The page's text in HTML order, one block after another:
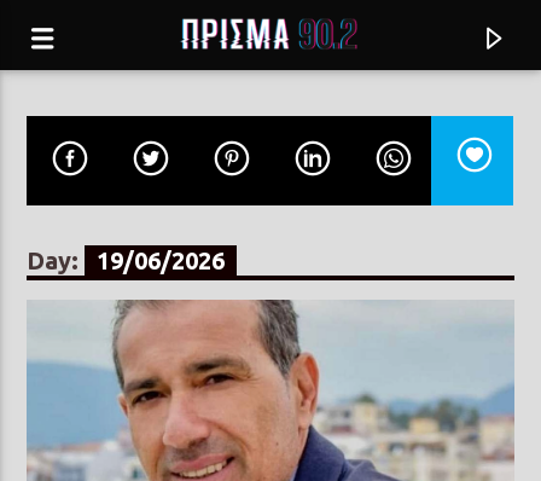
Current track
Day: 19/06/2026